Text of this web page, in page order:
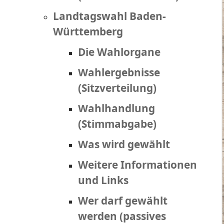
Landtagswahl Baden-
Württemberg
Die Wahlorgane
Wahlergebnisse
(Sitzverteilung)
Wahlhandlung
(Stimmabgabe)
Was wird gewählt
Weitere Informationen
und Links
Wer darf gewählt
werden (passives